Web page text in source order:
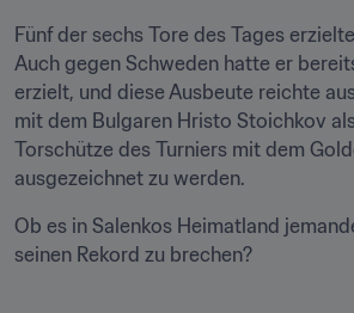
Fünf der sechs Tore des Tages
Auch gegen Schweden hatte er
erzielt, und diese Ausbeute reichte
mit dem Bulgaren Hristo Stoichkov
Torschütze des Turniers mit dem
ausgezeichnet zu werden.
Ob es in Salenkos Heimatland
seinen Rekord zu brechen?